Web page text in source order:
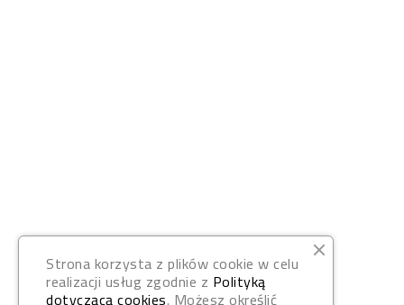
Strona korzysta z plików cookie w celu
realizacji usług zgodnie z Polityką
dotyczącą cookies. Możesz określić